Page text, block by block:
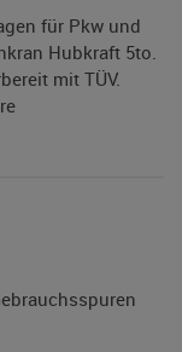
für Pkw und
Hubkraft 5to.
mit TÜV.